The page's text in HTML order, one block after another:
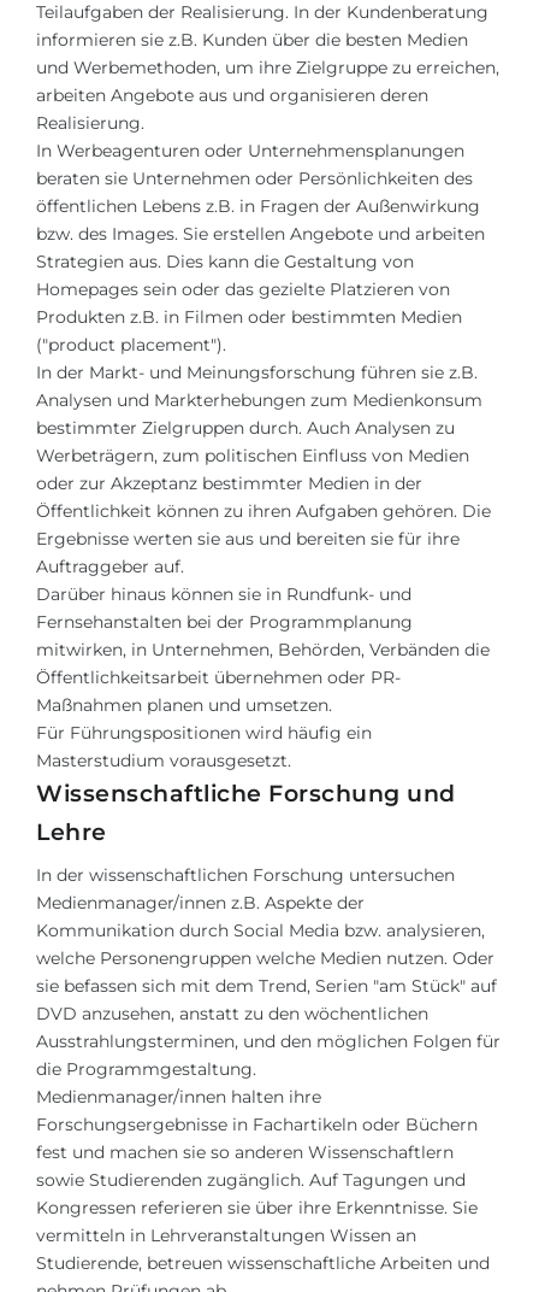
Teilaufgaben der Realisierung. In der Kundenberatung
informieren sie z.B. Kunden über die besten Medien
und Werbemethoden, um ihre Zielgruppe zu erreichen,
arbeiten Angebote aus und organisieren deren
Realisierung.
In Werbeagenturen oder Unternehmensplanungen
beraten sie Unternehmen oder Persönlichkeiten des
öffentlichen Lebens z.B. in Fragen der Außenwirkung
bzw. des Images. Sie erstellen Angebote und arbeiten
Strategien aus. Dies kann die Gestaltung von
Homepages sein oder das gezielte Platzieren von
Produkten z.B. in Filmen oder bestimmten Medien
("product placement").
In der Markt- und Meinungsforschung führen sie z.B.
Analysen und Markterhebungen zum Medienkonsum
bestimmter Zielgruppen durch. Auch Analysen zu
Werbeträgern, zum politischen Einfluss von Medien
oder zur Akzeptanz bestimmter Medien in der
Öffentlichkeit können zu ihren Aufgaben gehören. Die
Ergebnisse werten sie aus und bereiten sie für ihre
Auftraggeber auf.
Darüber hinaus können sie in Rundfunk- und
Fernsehanstalten bei der Programmplanung
mitwirken, in Unternehmen, Behörden, Verbänden die
Öffentlichkeitsarbeit übernehmen oder PR-
Maßnahmen planen und umsetzen.
Für Führungspositionen wird häufig ein
Masterstudium vorausgesetzt.
Wissenschaftliche Forschung und
Lehre
In der wissenschaftlichen Forschung untersuchen
Medienmanager/innen z.B. Aspekte der
Kommunikation durch Social Media bzw. analysieren,
welche Personengruppen welche Medien nutzen. Oder
sie befassen sich mit dem Trend, Serien "am Stück" auf
DVD anzusehen, anstatt zu den wöchentlichen
Ausstrahlungsterminen, und den möglichen Folgen für
die Programmgestaltung.
Medienmanager/innen halten ihre
Forschungsergebnisse in Fachartikeln oder Büchern
fest und machen sie so anderen Wissenschaftlern
sowie Studierenden zugänglich. Auf Tagungen und
Kongressen referieren sie über ihre Erkenntnisse. Sie
vermitteln in Lehrveranstaltungen Wissen an
Studierende, betreuen wissenschaftliche Arbeiten und